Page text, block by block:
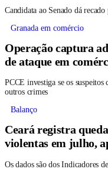
Candidata ao Senado dá
Granada em comércio
Operação captura
de ataque em
PCCE investiga se os suspeitos
outros crimes
Balanço
Ceará registra
violentas em julho,
Os dados são dos Indicadores